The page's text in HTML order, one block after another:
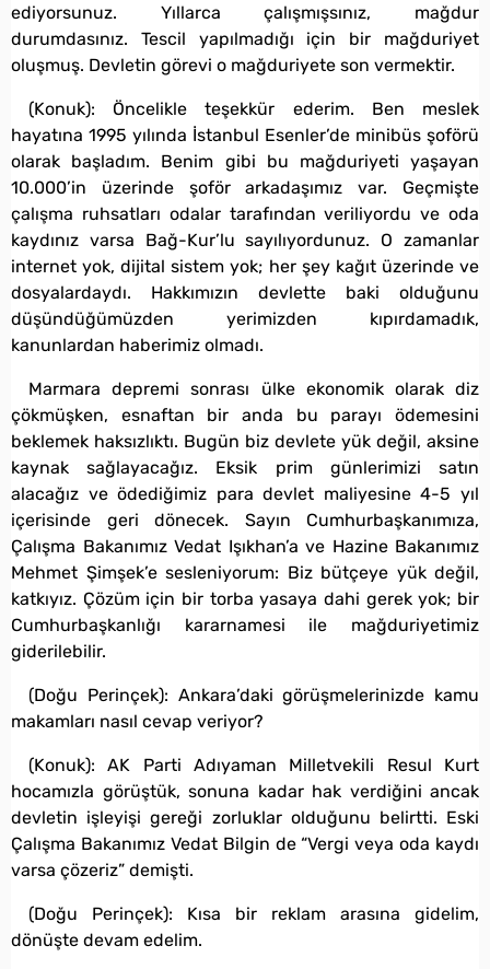
ediyorsunuz. Yıllarca çalışmışsınız, mağdur
durumdasınız. Tescil yapılmadığı için bir mağduriyet
oluşmuş. Devletin görevi o mağduriyete son vermektir.
(Konuk): Öncelikle teşekkür ederim. Ben meslek
hayatına 1995 yılında İstanbul Esenler’de minibüs şoförü
olarak başladım. Benim gibi bu mağduriyeti yaşayan
10.000’in üzerinde şoför arkadaşımız var. Geçmişte
çalışma ruhsatları odalar tarafından veriliyordu ve oda
kaydınız varsa Bağ-Kur’lu sayılıyordunuz. O zamanlar
internet yok, dijital sistem yok; her şey kağıt üzerinde ve
dosyalardaydı. Hakkımızın devlette baki olduğunu
düşündüğümüzden yerimizden kıpırdamadık,
kanunlardan haberimiz olmadı.
Marmara depremi sonrası ülke ekonomik olarak diz
çökmüşken, esnaftan bir anda bu parayı ödemesini
beklemek haksızlıktı. Bugün biz devlete yük değil, aksine
kaynak sağlayacağız. Eksik prim günlerimizi satın
alacağız ve ödediğimiz para devlet maliyesine 4-5 yıl
içerisinde geri dönecek. Sayın Cumhurbaşkanımıza,
Çalışma Bakanımız Vedat Işıkhan’a ve Hazine Bakanımız
Mehmet Şimşek’e sesleniyorum: Biz bütçeye yük değil,
katkıyız. Çözüm için bir torba yasaya dahi gerek yok; bir
Cumhurbaşkanlığı kararnamesi ile mağduriyetimiz
giderilebilir.
(Doğu Perinçek): Ankara’daki görüşmelerinizde kamu
makamları nasıl cevap veriyor?
(Konuk): AK Parti Adıyaman Milletvekili Resul Kurt
hocamızla görüştük, sonuna kadar hak verdiğini ancak
devletin işleyişi gereği zorluklar olduğunu belirtti. Eski
Çalışma Bakanımız Vedat Bilgin de “Vergi veya oda kaydı
varsa çözeriz” demişti.
(Doğu Perinçek): Kısa bir reklam arasına gidelim,
dönüşte devam edelim.